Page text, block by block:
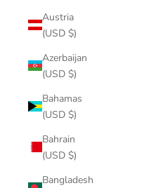
Austria
(USD $)
Azerbaijan
(USD $)
Bahamas
(USD $)
Bahrain
(USD $)
Bangladesh